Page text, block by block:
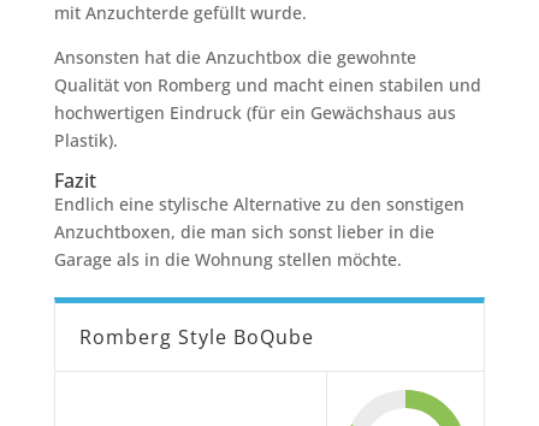
mit Anzuchterde gefüllt wurde.
Ansonsten hat die Anzuchtbox die gewohnte
Qualität von Romberg und macht einen stabilen und
hochwertigen Eindruck (für ein Gewächshaus aus
Plastik).
Fazit
Endlich eine stylische Alternative zu den sonstigen
Anzuchtboxen, die man sich sonst lieber in die
Garage als in die Wohnung stellen möchte.
Romberg Style BoQube